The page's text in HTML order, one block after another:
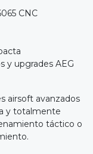
CNC
y upgrades AEG
airsoft avanzados
y totalmente
táctico o